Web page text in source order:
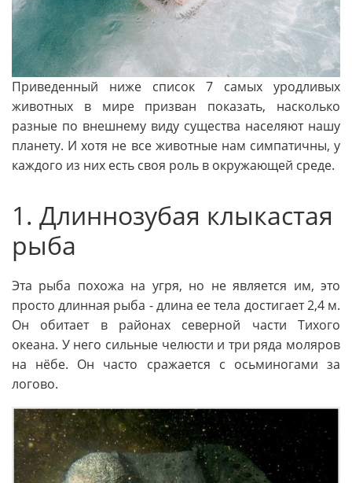
Приведенный ниже список 7 самых уродливых
животных в мире призван показать, насколько
разные по внешнему виду существа населяют нашу
планету. И хотя не все животные нам симпатичны, у
каждого из них есть своя роль в окружающей среде.
1. Длиннозубая клыкастая
рыба
Эта рыба похожа на угря, но не является им, это
просто длинная рыба - длина ее тела достигает 2,4 м.
Он обитает в районах северной части Тихого
океана. У него сильные челюсти и три ряда моляров
на нёбе. Он часто сражается с осьминогами за
логово.